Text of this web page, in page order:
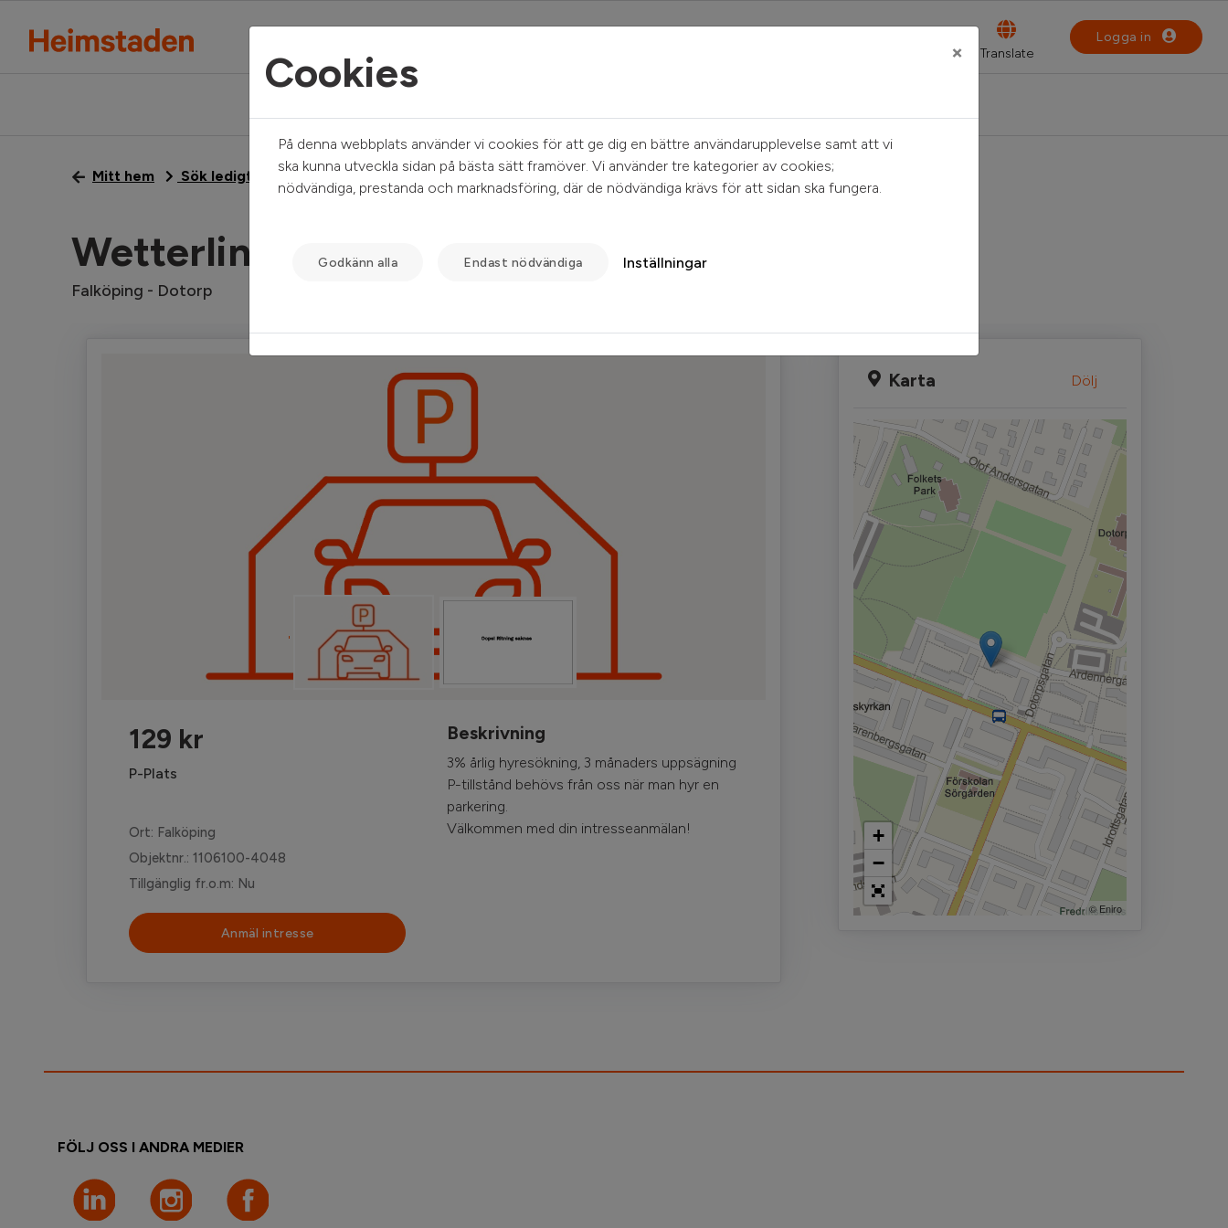
Logga in
Mitt hem Sök ledigt Wetterlinsgatan 13
Wetterlinsgatan 13
Falköping - Dotorp
'
129 kr
P-Plats
Ort: Falköping
Objektnr.: 1106100-4048
Tillgänglig fr.o.m: Nu
Anmäl intresse
Beskrivning
3% årlig hyresökning, 3 månaders uppsägning
P-tillstånd behövs från oss när man hyr en
parkering.
Välkommen med din intresseanmälan!
Karta Dölj
+
−
© Eniro
FÖLJ OSS I ANDRA MEDIER
Cookies ×
På denna webbplats använder vi cookies för att ge dig en bättre användarupplevelse samt att vi
ska kunna utveckla sidan på bästa sätt framöver. Vi använder tre kategorier av cookies;
nödvändiga, prestanda och marknadsföring, där de nödvändiga krävs för att sidan ska fungera.
Godkänn alla Endast nödvändiga Inställningar